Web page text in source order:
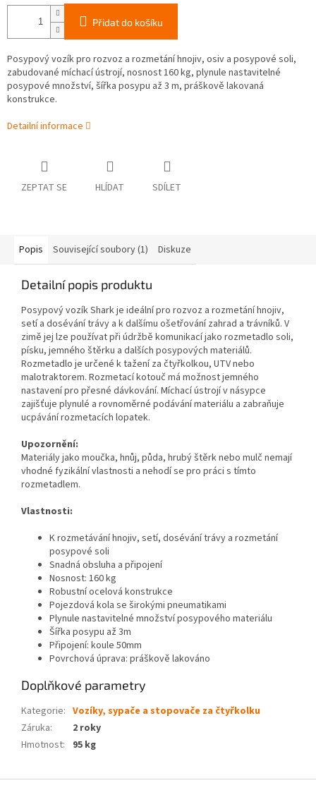
Přidat do košíku
Posypový vozík pro rozvoz a rozmetání hnojiv, osiv a posypové soli,
zabudované míchací ústrojí, nosnost 160 kg, plynule nastavitelné
posypové množství, šířka posypu až 3 m, práškově lakovaná
konstrukce.
Detailní informace
ZEPTAT SE HLÍDAT SDÍLET
Popis Související soubory (1) Diskuze
Detailní popis produktu
Posypový vozík Shark je ideální pro rozvoz a rozmetání hnojiv,
setí a dosévání trávy a k dalšímu ošetřování zahrad a trávníků. V
zimě jej lze používat při údržbě komunikací jako rozmetadlo soli,
písku, jemného štěrku a dalších posypových materiálů.
Rozmetadlo je určené k tažení za čtyřkolkou, UTV nebo
malotraktorem. Rozmetací kotouč má možnost jemného
nastavení pro přesné dávkování. Míchací ústrojí v násypce
zajišťuje plynulé a rovnoměrné podávání materiálu a zabraňuje
ucpávání rozmetacích lopatek.
Upozornění:
Materiály jako moučka, hnůj, půda, hrubý štěrk nebo mulč nemají
vhodné fyzikální vlastnosti a nehodí se pro práci s tímto
rozmetadlem.
Vlastnosti:
K rozmetávání hnojiv, setí, dosévání trávy a rozmetání
posypové soli
Snadná obsluha a připojení
Nosnost: 160 kg
Robustní ocelová konstrukce
Pojezdová kola se širokými pneumatikami
Plynule nastavitelné množství posypového materiálu
Šířka posypu až 3m
Připojení: koule 50mm
Povrchová úprava: práškově lakováno
Doplňkové parametry
Kategorie: Vozíky, sypače a stopovače za čtyřkolku
Záruka:
2 roky
Hmotnost: 95 kg